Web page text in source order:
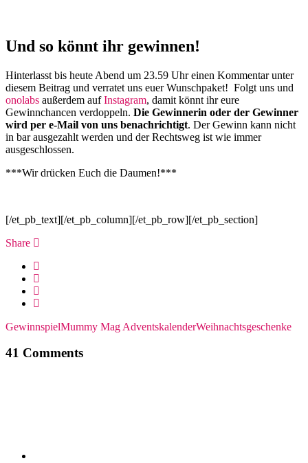
Und so könnt ihr gewinnen!
Hinterlasst bis heute Abend um 23.59 Uhr einen Kommentar unter
diesem Beitrag und verratet uns euer Wunschpaket! Folgt uns und
onolabs außerdem aufInstagram, damit könnt ihr eure
Gewinnchancen verdoppeln. Die Gewinnerin oder der Gewinner
wird per e-Mail von uns benachrichtigt. Der Gewinn kann nicht
in bar ausgezahlt werden und der Rechtsweg ist wie immer
ausgeschlossen.
***Wir drücken Euch die Daumen!***
[/et_pb_text][/et_pb_column][/et_pb_row][/et_pb_section]
Share
GewinnspielMummy Mag AdventskalenderWeihnachtsgeschenke
41 Comments